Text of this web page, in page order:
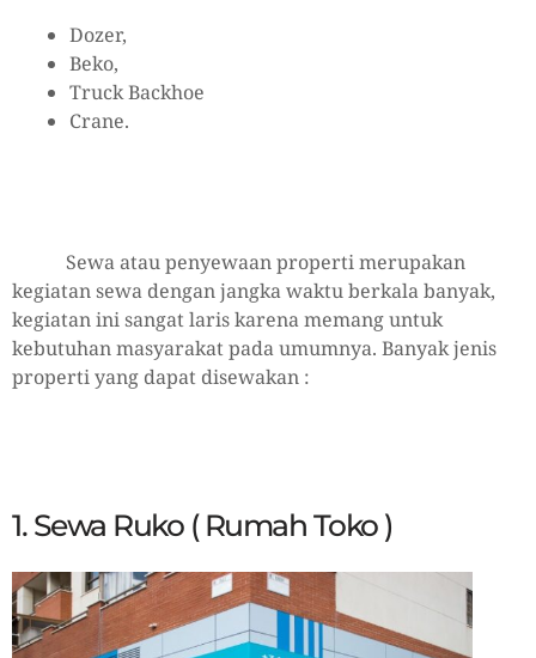
Dozer,
Beko,
Truck Backhoe
Crane.
Sewa atau penyewaan properti merupakan
kegiatan sewa dengan jangka waktu berkala banyak,
kegiatan ini sangat laris karena memang untuk
kebutuhan masyarakat pada umumnya. Banyak jenis
properti yang dapat disewakan :
1. Sewa Ruko ( Rumah Toko )